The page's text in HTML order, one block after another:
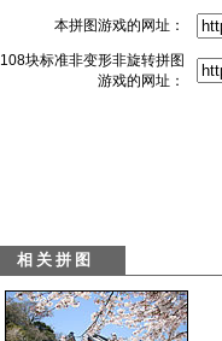
本拼图游戏的网址：
108块标准非变形非旋转拼图
游戏的网址：